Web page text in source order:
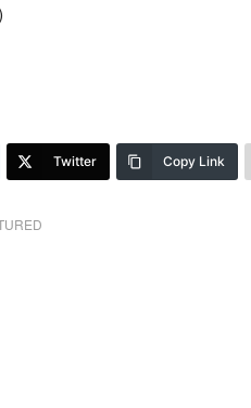
Twitter Copy Link